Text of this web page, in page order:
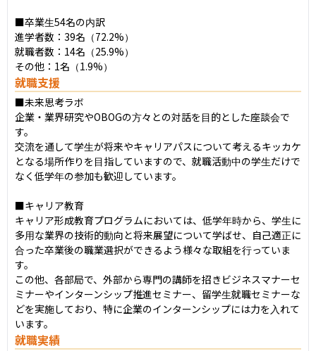
■卒業生54名の内訳
進学者数：39名（72.2%）
就職者数：14名（25.9%）
その他：1名（1.9%）
就職支援
■未来思考ラボ
企業・業界研究やOBOGの方々との対話を目的とした座談会で
す。
交流を通して学生が将来やキャリアパスについて考えるキッカケ
となる場所作りを目指していますので、就職活動中の学生だけで
なく低学年の参加も歓迎しています。
■キャリア教育
キャリア形成教育プログラムにおいては、低学年時から、学生に
多用な業界の技術的動向と将来展望について学ばせ、自己適正に
合った卒業後の職業選択ができるよう様々な取組を行っていま
す。
この他、各部局で、外部から専門の講師を招きビジネスマナーセ
ミナーやインターンシップ推進セミナー、留学生就職セミナーな
どを実施しており、特に企業のインターンシップには力を入れて
います。
就職実績